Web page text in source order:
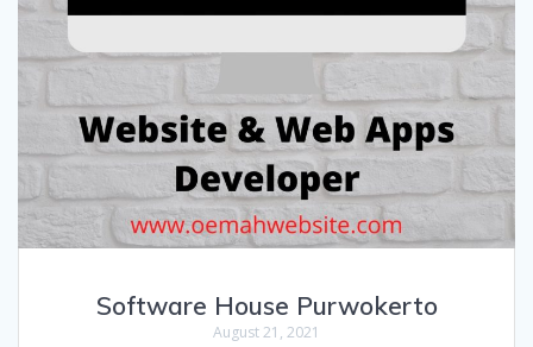
Software House Purwokerto
August 21, 2021